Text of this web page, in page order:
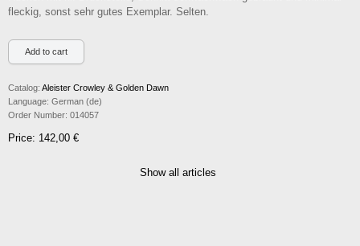
fleckig, sonst sehr gutes Exemplar. Selten.
Catalog: Aleister Crowley & Golden Dawn
Language: German (de)
Order Number: 014057
Price: 142,00 €
Show all articles